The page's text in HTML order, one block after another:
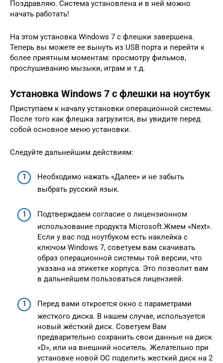
Поздравляю. Система установлена и в ней можно
начать работать!
На этом установка Windows 7 с флешки завершена.
Теперь вы можете ее вынуть из USB порта и перейти к
более приятным моментам: просмотру фильмов,
прослушиванию мызыки, играм и т.д.
Установка Windows 7 c флешки на ноутбук
Приступаем к началу установки операционной системы.
После того как флешка загрузится, вы увидите перед
собой основное меню установки.
Следуйте дальнейшим действиям:
Необходимо нажать «Далее» и не забыть
выбрать русский язык.
Подтверждаем согласие о лицензионном
использование продукта Microsoft.Жмем «Next».
Если у вас под ноутбуком есть наклейка с
ключом Windows 7, советуем вам скачивать
образ операционной системы той версии, что
указана на этикетке корпуса. Это позволит вам
в дальнейшем пользоваться лицензией.
Перед вами откроется окно с параметрами
жесткого диска. В нашем случае, используется
новый жёсткий диск. Советуем Вам
предварительно сохранить свои данные на диск
«D», или на внешний носитель. Желательно при
установке новой ОС поделить жесткий диск на 2